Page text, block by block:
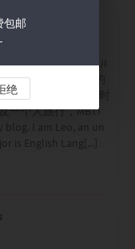
本科大四就读于UI
分流），感兴趣的
语料库语言学。平时
一个人旅行，MBTI
blog. I am Leo, an un
is English Lang[...]
包邮
绝